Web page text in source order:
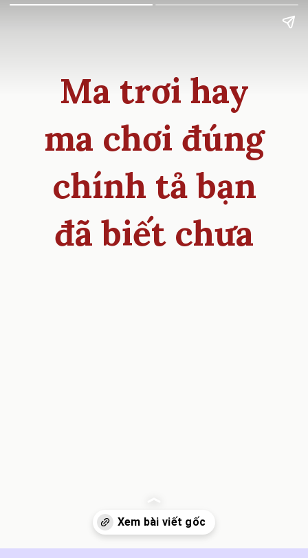
Ma trơi hay
ma chơi đúng
chính tả bạn
đã biết chưa